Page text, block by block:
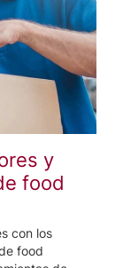
y
food
con los
food